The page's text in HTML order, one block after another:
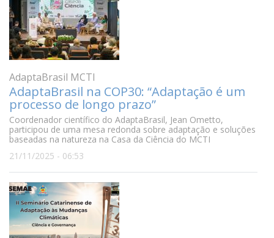
AdaptaBrasil MCTI
AdaptaBrasil na COP30: “Adaptação é um
processo de longo prazo”
Coordenador científico do AdaptaBrasil, Jean Ometto,
participou de uma mesa redonda sobre adaptação e soluções
baseadas na natureza na Casa da Ciência do MCTI
21/11/2025 - 06:53